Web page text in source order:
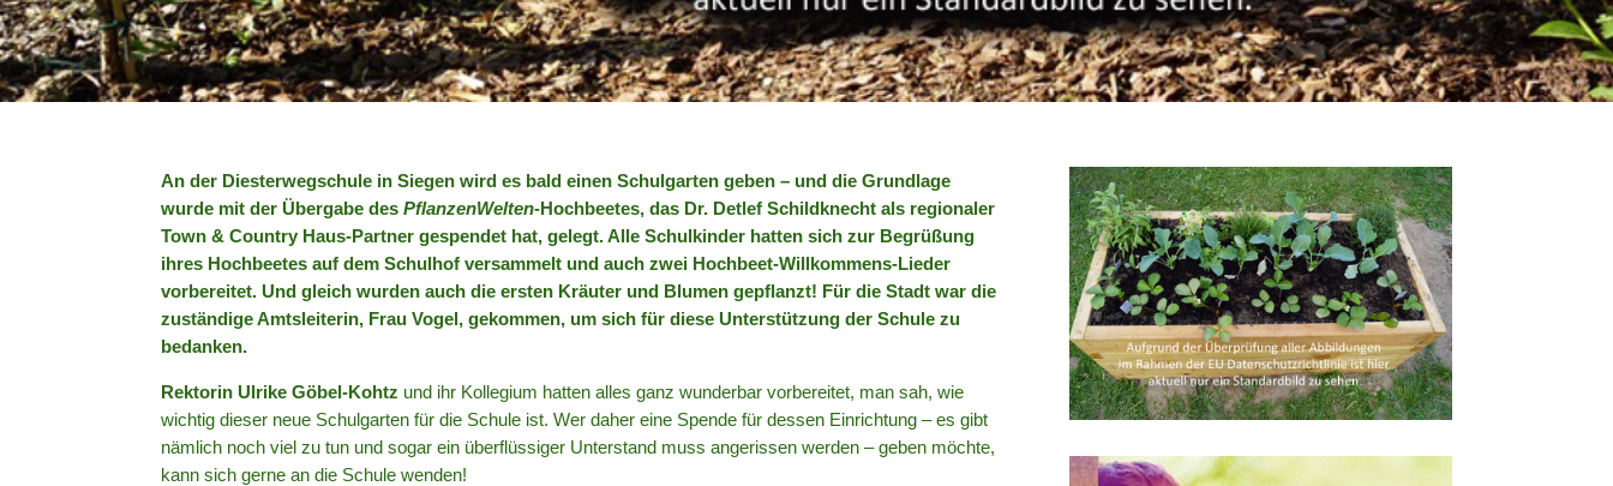
An der Diesterwegschule in Siegen wird es bald einen Schulgarten geben – und die Grundlage
wurde mit der Übergabe desPflanzenWelten-Hochbeetes, das Dr. Detlef Schildknecht als regionaler
Town & Country Haus-Partner gespendet hat, gelegt. Alle Schulkinder hatten sich zur Begrüßung
ihres Hochbeetes auf dem Schulhof versammelt und auch zwei Hochbeet-Willkommens-Lieder
vorbereitet. Und gleich wurden auch die ersten Kräuter und Blumen gepflanzt! Für die Stadt war die
zuständige Amtsleiterin, Frau Vogel, gekommen, um sich für diese Unterstützung der Schule zu
bedanken.
Rektorin Ulrike Göbel-Kohtz und ihr Kollegium hatten alles ganz wunderbar vorbereitet, man sah, wie
wichtig dieser neue Schulgarten für die Schule ist. Wer daher eine Spende für dessen Einrichtung – es gibt
nämlich noch viel zu tun und sogar ein überflüssiger Unterstand muss angerissen werden – geben möchte,
kann sich gerne an die Schule wenden!